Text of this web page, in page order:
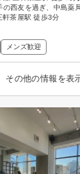
の西友を過ぎ、中島薬
軒茶屋駅 徒歩3分
メンズ歓迎
その他の情報を表